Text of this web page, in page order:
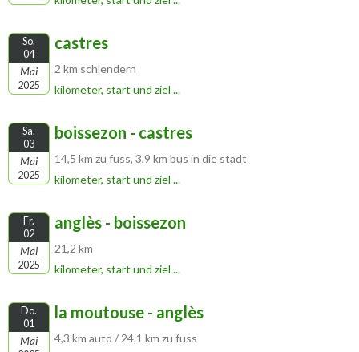
So.
04
Mai
2025
castres
2 km schlendern
kilometer, start und ziel ...
Sa.
03
Mai
2025
boissezon - castres
14,5 km zu fuss, 3,9 km bus in die stadt
kilometer, start und ziel ...
Fr.
02
Mai
2025
anglès - boissezon
21,2 km
kilometer, start und ziel ...
Do.
01
Mai
la moutouse - anglès
4,3 km auto / 24,1 km zu fuss